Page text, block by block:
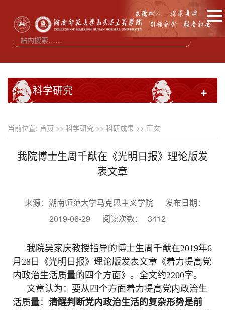
科学研究 +
当前位置: 首页 >> 科学研究 >> 科研成果 >> 正文
我院博士生周千猷在《光明日报》理论版发
表文章
来源：湖南师范大学马克思主义学院
发布日期：
2019-06-29
阅读次数： 3412
我院吴家庆教授指导的博士生周千猷在2019年6
月28 日《光明日报》理论版发表文章《着力提高党
内政治生活质量的四个方面》。全文约2200字。
文章认为：要从四个方面着力提高党内政治生
活质量：清醒判断党内政治生活的复杂形势是前